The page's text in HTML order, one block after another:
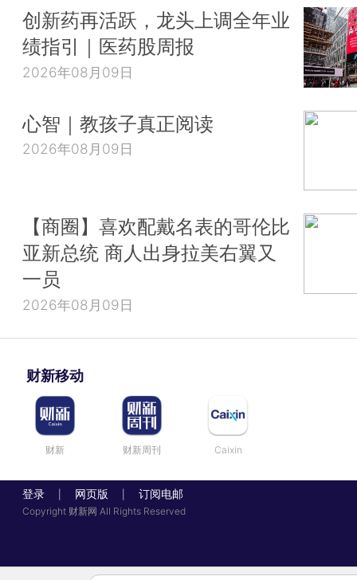
创新药再活跃，龙头上调全年业
绩指引｜医药股周报
2026年08月09日
心智｜教孩子真正阅读
2026年08月09日
【商圈】喜欢配戴名表的哥伦比
亚新总统 商人出身拉美右翼又
一员
2026年08月09日
财新移动
财新 财新周刊 Caixin
登录 网页版 订阅电邮
Copyright 财新网 All Rights Reserved